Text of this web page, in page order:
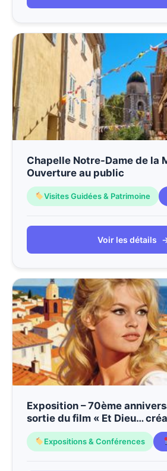
Chapelle Notre-Dame de la
Ouverture au public
Visites Guidées & Patrimoine
Voir les détails
Exposition – 70ème
sortie du film « Et Dieu…
Expositions & Conférences